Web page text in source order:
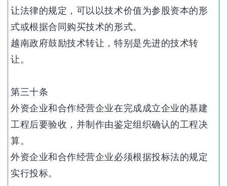
让法律的规定，可以以技术价值为参股资本的形
式或根据合同购买技术的形式。
越南政府鼓励技术转让，特别是先进的技术转
让。
第三十条
外资企业和合作经营企业在完成成立企业的基建
工程后要验收，并制作由鉴定组织确认的工程决
算。
外资企业和合作经营企业必须根据投标法的规定
实行投标。